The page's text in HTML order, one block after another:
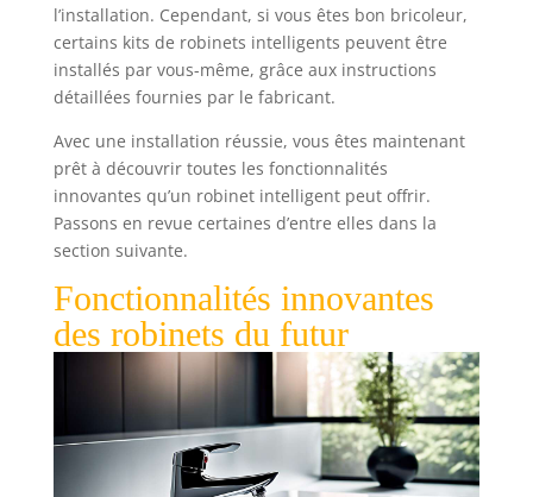
l’installation. Cependant, si vous êtes bon bricoleur,
certains kits de robinets intelligents peuvent être
installés par vous-même, grâce aux instructions
détaillées fournies par le fabricant.
Avec une installation réussie, vous êtes maintenant
prêt à découvrir toutes les fonctionnalités
innovantes qu’un robinet intelligent peut offrir.
Passons en revue certaines d’entre elles dans la
section suivante.
Fonctionnalités innovantes
des robinets du futur